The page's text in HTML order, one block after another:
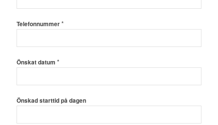
Telefonnummer*
Önskat datum *
Önskad starttid på dagen